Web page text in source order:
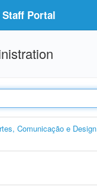
Portal
Comunicação e Design